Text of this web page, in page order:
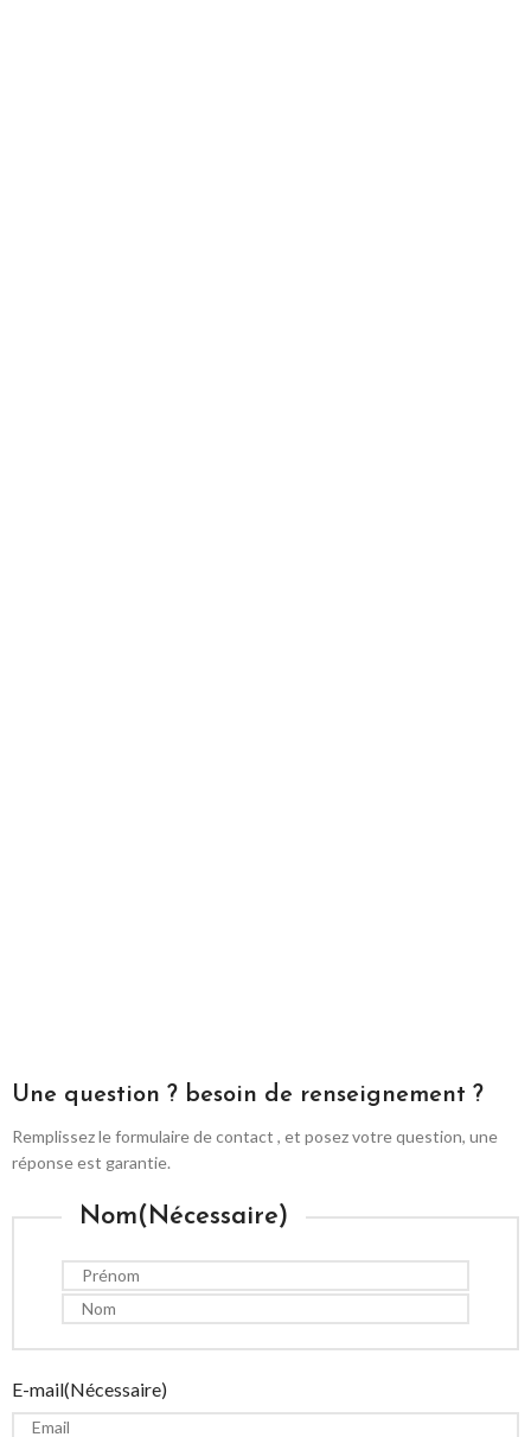
Une question ? besoin de renseignement ?
Remplissez le formulaire de contact , et posez votre question, une
réponse est garantie.
Nom(Nécessaire)
E-mail(Nécessaire)